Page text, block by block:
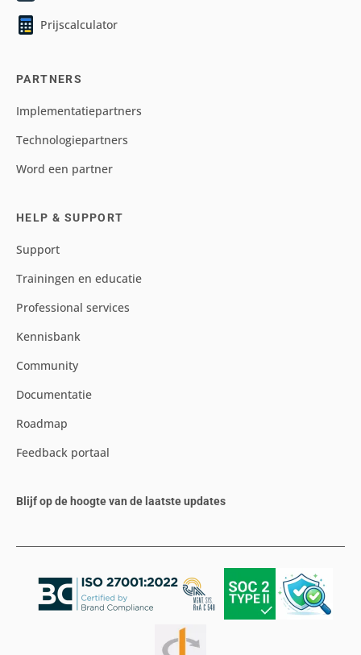
Prijscalculator
PARTNERS
Implementatiepartners
Technologiepartners
Word een partner
HELP & SUPPORT
Support
Trainingen en educatie
Professional services
Kennisbank
Community
Documentatie
Roadmap
Feedback portaal
Blijf op de hoogte van de laatste updates